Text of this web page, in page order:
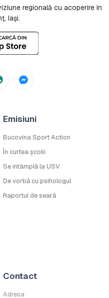
regională cu acoperire în
Iași.
Emisiuni
Bucovina Sport Action
În curtea școlii
Se întâmplă la USV
De vorbă cu psihologul
Raportul de seară
Contact
Adresa